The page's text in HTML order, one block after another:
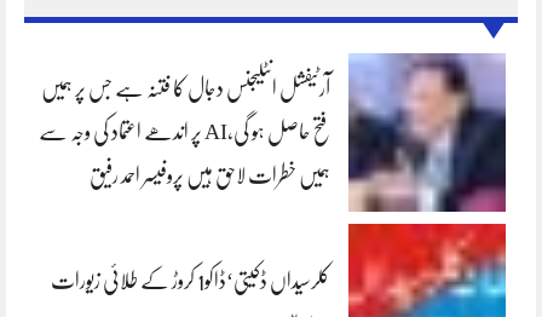
آرٹیفشل انٹلیجنس دجال کا فتنہ ہے جس پر ہمیں
فتح حاصل ہو گی،AI پر اندھے اعتماد کی وجہ سے
ہمیں خطرات لاحق ہیں پروفیسر احمد رفیق
کلرسیداں ڈکیتی‘ڈاکو1 کروڑ کے طلائی زیورات